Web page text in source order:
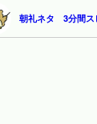
朝礼ネタ 3分間ス